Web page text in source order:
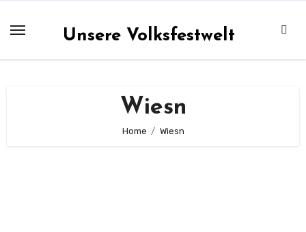
Inhalt
Unsere Volksfestwelt
Wiesn
Home Wiesn